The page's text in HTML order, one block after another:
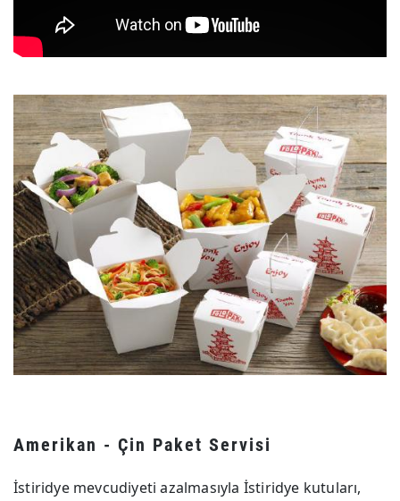
Amerikan - Çin Paket Servisi
İstiridye mevcudiyeti azalmasıyla İstiridye kutuları,